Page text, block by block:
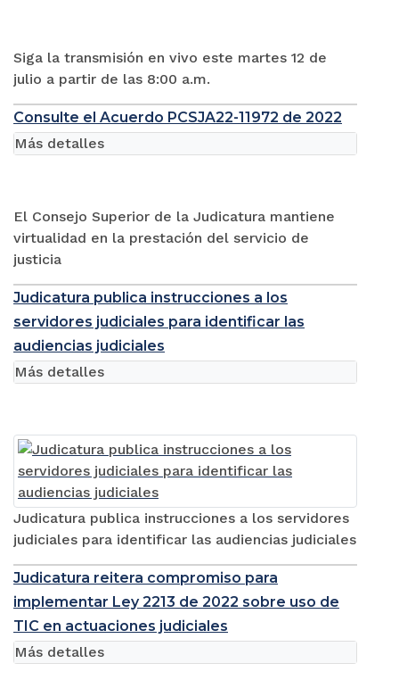
Siga la transmisión en vivo este martes 12 de
julio a partir de las 8:00 a.m.
Consulte el Acuerdo PCSJA22-11972 de 2022
El Consejo Superior de la Judicatura mantiene
virtualidad en la prestación del servicio de
justicia
Más detalles
Judicatura publica instrucciones a los
servidores judiciales para identificar las
audiencias judiciales
Judicatura publica instrucciones a los servidores
judiciales para identificar las audiencias judiciales
Más detalles
Judicatura reitera compromiso para
implementar Ley 2213 de 2022 sobre uso de
TIC en actuaciones judiciales
Más detalles